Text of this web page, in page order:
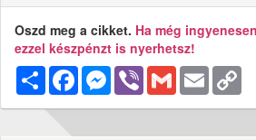
Oszd meg a cikket. Ha még
ezzel készpénzt is nyerhetsz!
MegosztásFacebookMessenger
Viber Gmail Email